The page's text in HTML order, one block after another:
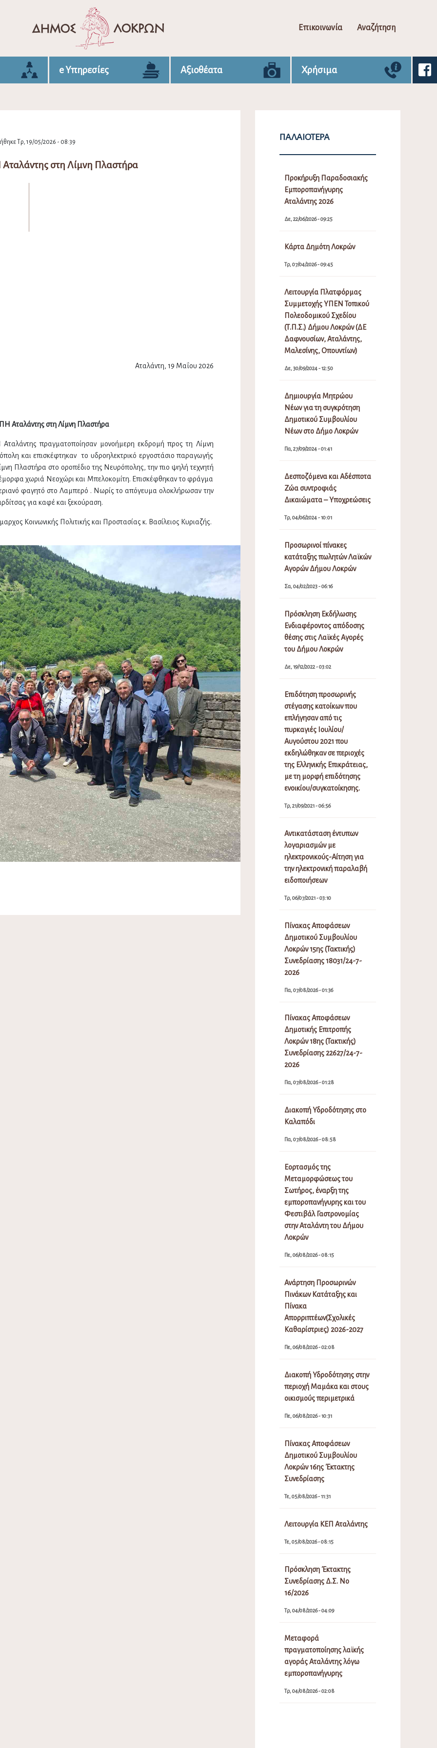
Επικοινωνία Αναζήτηση
e Υπηρεσίες Αξιοθέατα Χρήσιμα
Τρ, 19/05/2026 - 08:39
στη Λίμνη Πλαστήρα
Αταλάντη, 19 Μαΐου 2026
Αταλάντης στη Λίμνη Πλαστήρα
πραγματοποίησαν μονοήμερη εκδρομή προς τη Λίμνη
και επισκέφτηκαν το υδροηλεκτρικό εργοστάσιο παραγωγής
Πλαστήρα στο οροπέδιο της Νευρόπολης, την πιο ψηλή τεχνητή
χωριά Νεoχώρι και Μπελοκομίτη. Επισκέφθηκαν το φράγμα
φαγητό στο Λαμπερό . Νωρίς το απόγευμα ολοκλήρωσαν την
για καφέ και ξεκούραση.
Κοινωνικής Πολιτικής και Προστασίας κ. Βασίλειος Κυριαζής.
ΠΑΛΑΙΌΤΕΡΑ
Προκήρυξη Παραδοσιακής
Εμποροπανήγυρης
Αταλάντης 2026
Δε, 22/06/2026 - 09:25
Κάρτα Δημότη Λοκρών
Τρ, 07/04/2026 - 09:45
Λειτουργία Πλατφόρμας
Συμμετοχής ΥΠΕΝ Τοπικού
Πολεοδομικού Σχεδίου
(Τ.Π.Σ.) Δήμου Λοκρών (ΔΕ
Δαφνουσίων, Αταλάντης,
Μαλεσίνης, Οπουντίων)
Δε, 30/09/2024 - 12:50
Δημιουργία Μητρώου
Νέων για τη συγκρότηση
Δημοτικού Συμβουλίου
Νέων στο Δήμο Λοκρών
Πα, 27/09/2024 - 01:41
Δεσποζόμενα και Αδέσποτα
Ζώα συντροφιάς
Δικαιώματα – Υποχρεώσεις
Τρ, 04/06/2024 - 10:01
Προσωρινοί πίνακες
κατάταξης πωλητών Λαϊκών
Αγορών Δήμου Λοκρών
Σα, 04/02/2023 - 06:16
Πρόσκληση Εκδήλωσης
Ενδιαφέροντος απόδοσης
θέσης στις Λαϊκές Αγορές
του Δήμου Λοκρών
Δε, 19/12/2022 - 03:02
Επιδότηση προσωρινής
στέγασης κατοίκων που
επλήγησαν από τις
πυρκαγιές Ιουλίου/
Αυγούστου 2021 που
εκδηλώθηκαν σε περιοχές
της Ελληνικής Επικράτειας,
με τη μορφή επιδότησης
ενοικίου/συγκατοίκησης.
Τρ, 21/09/2021 - 06:56
Αντικατάσταση έντυπων
λογαριασμών με
ηλεκτρονικούς-Αίτηση για
την ηλεκτρονική παραλαβή
ειδοποιήσεων
Τρ, 06/07/2021 - 03:10
Πίνακας Αποφάσεων
Δημοτικού Συμβουλίου
Λοκρών 15ης (Τακτικής)
Συνεδρίασης 18031/24-7-
2026
Πα, 07/08/2026 - 01:36
Πίνακας Αποφάσεων
Δημοτικής Επιτροπής
Λοκρών 18ης (Τακτικής)
Συνεδρίασης 22627/24-7-
2026
Πα, 07/08/2026 - 01:28
Διακοπή Υδροδότησης στο
Καλαπόδι
Πα, 07/08/2026 - 08:58
Εορτασμός της
Μεταμορφώσεως του
Σωτήρος, έναρξη της
εμποροπανήγυρης και του
Φεστιβάλ Γαστρονομίας
στην Αταλάντη του Δήμου
Λοκρών
Πε, 06/08/2026 - 08:15
Ανάρτηση Προσωρινών
Πινάκων Κατάταξης και
Πίνακα
Απορριπτέων(Σχολικές
Καθαρίστριες) 2026-2027
Πε, 06/08/2026 - 02:08
Διακοπή Υδροδότησης στην
περιοχή Μαμάκα και στους
οικισμούς περιμετρικά
Πε, 06/08/2026 - 10:31
Πίνακας Αποφάσεων
Δημοτικού Συμβουλίου
Λοκρών 16ης Έκτακτης
Συνεδρίασης
Τε, 05/08/2026 - 11:31
Λειτουργία ΚΕΠ Αταλάντης
Τε, 05/08/2026 - 08:15
Πρόσκληση Έκτακτης
Συνεδρίασης Δ.Σ. Νο
16/2026
Τρ, 04/08/2026 - 04:09
Μεταφορά
πραγματοποίησης λαϊκής
αγοράς Αταλάντης λόγω
εμποροπανήγυρης
Τρ, 04/08/2026 - 02:08